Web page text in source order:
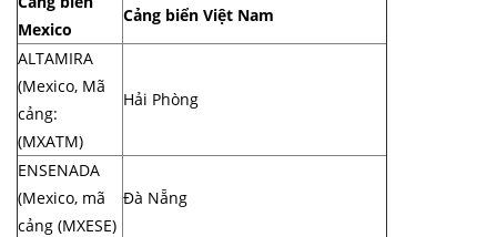
Mexico
Cảng biển Việt Nam
ALTAMIRA
(Mexico, Mã
cảng:
(MXATM)
Hải Phòng
ENSENADA
(Mexico, mã
cảng (MXESE)
Đà Nẵng